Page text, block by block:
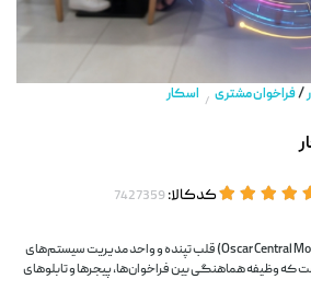
/فراخوان مشتری / اسکار
کدکالا:
ماژول مرکزی بیسیم اسکار (Oscar Central Module) قلب تپنده و واحد مدیریت سیستم‌های
وظیفه هماهنگی بین فراخوان‌ها، پیجرها و تابلوهای